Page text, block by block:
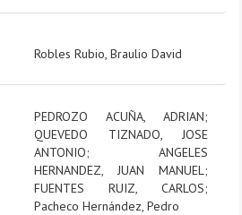
Robles Rubio, Braulio David
PEDROZO ACUÑA, ADRIAN;
QUEVEDO TIZNADO, JOSE
ANTONIO; ANGELES
HERNANDEZ, JUAN MANUEL;
FUENTES RUIZ, CARLOS;
Pacheco Hernández, Pedro